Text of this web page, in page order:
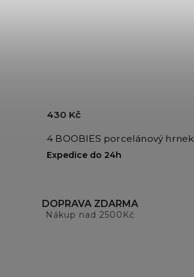
4 BOOBIES porcelánový hrnek
Expedice do 24h
430 Kč
DOPRAVA ZDARMA
Nákup nad 2500Kč